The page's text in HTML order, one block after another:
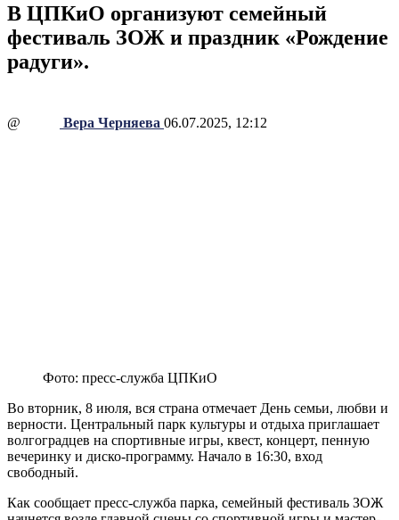
В ЦПКиО организуют семейный
фестиваль ЗОЖ и праздник «Рождение
радуги».
@ Вера Черняева 06.07.2025, 12:12
Фото: пресс-служба ЦПКиО
Во вторник, 8 июля, вся страна отмечает День семьи, любви и
верности. Центральный парк культуры и отдыха приглашает
волгоградцев на спортивные игры, квест, концерт, пенную
вечеринку и диско-программу. Начало в 16:30, вход
свободный.
Как сообщает пресс-служба парка, семейный фестиваль ЗОЖ